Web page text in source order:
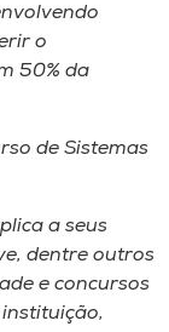
o
50% da
de Sistemas
a seus
dentre outros
e concursos